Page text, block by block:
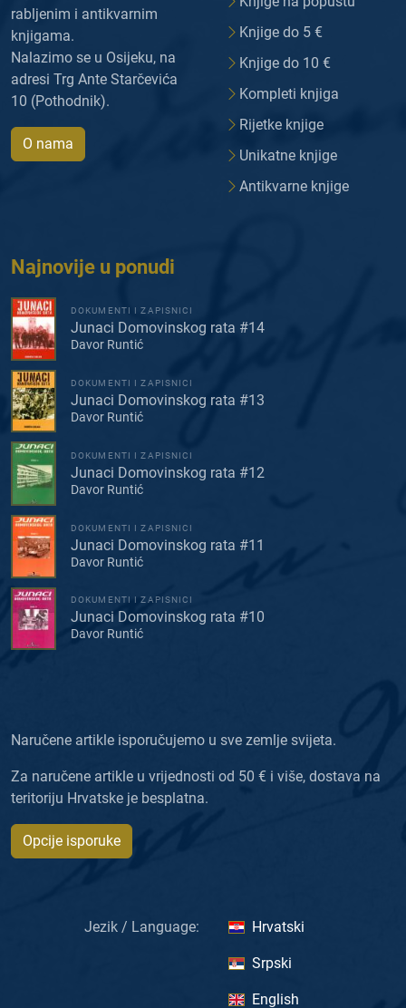
rabljenim i antikvarnim
knjigama.
Nalazimo se u Osijeku, na
adresi Trg Ante Starčevića
10 (Pothodnik).
O nama
Knjige do 5 €
Knjige do 10 €
Kompleti knjiga
Rijetke knjige
Unikatne knjige
Antikvarne knjige
Najnovije u ponudi
DOKUMENTI I ZAPISNICI
Junaci Domovinskog rata #14
Davor Runtić
DOKUMENTI I ZAPISNICI
Junaci Domovinskog rata #13
Davor Runtić
DOKUMENTI I ZAPISNICI
Junaci Domovinskog rata #12
Davor Runtić
DOKUMENTI I ZAPISNICI
Junaci Domovinskog rata #11
Davor Runtić
DOKUMENTI I ZAPISNICI
Junaci Domovinskog rata #10
Davor Runtić
Naručene artikle isporučujemo u sve zemlje svijeta.
Za naručene artikle u vrijednosti od 50 € i više, dostava na
teritoriju Hrvatske je besplatna.
Opcije isporuke
Jezik / Language: Hrvatski
Srpski
English